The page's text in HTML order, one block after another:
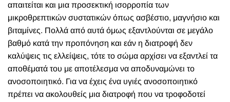
απαιτείται και μια προσεκτική ισορροπία των
μικροθρεπτικών συστατικών όπως ασβέστιο, μαγνήσιο και
βιταμίνες. Πολλά από αυτά όμως εξαντλούνται σε μεγάλο
βαθμό κατά την προπόνηση και εάν η διατροφή δεν
καλύψεις τις ελλείψεις, τότε το σώμα αρχίσει να εξαντλεί τα
αποθέματά του με αποτέλεσμα να αποδυναμώνει το
ανοσοποιητικό. Για να έχεις ένα υγιές ανοσοποιητικό
πρέπει να ακολουθείς μια διατροφή που να τροφοδοτεί